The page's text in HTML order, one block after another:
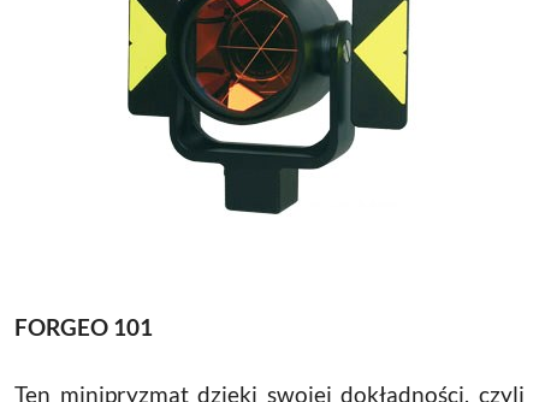
FORGEO 101
Ten minipryzmat dzięki swojej dokładności, czyli